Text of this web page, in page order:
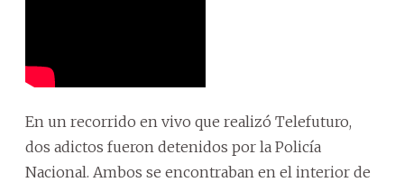
En un recorrido en vivo que realizó Telefuturo,
dos adictos fueron detenidos por la Policía
Nacional. Ambos se encontraban en el interior de